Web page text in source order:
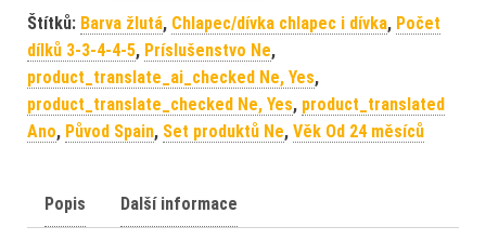
Štítků: Barva žlutá, Chlapec/dívka chlapec i dívka, Počet
dílků 3-3-4-4-5, Príslušenstvo Ne,
product_translate_ai_checked Ne, Yes,
product_translate_checked Ne, Yes, product_translated
Ano, Původ Spain, Set produktů Ne, Věk Od 24 měsíců
Popis Další informace